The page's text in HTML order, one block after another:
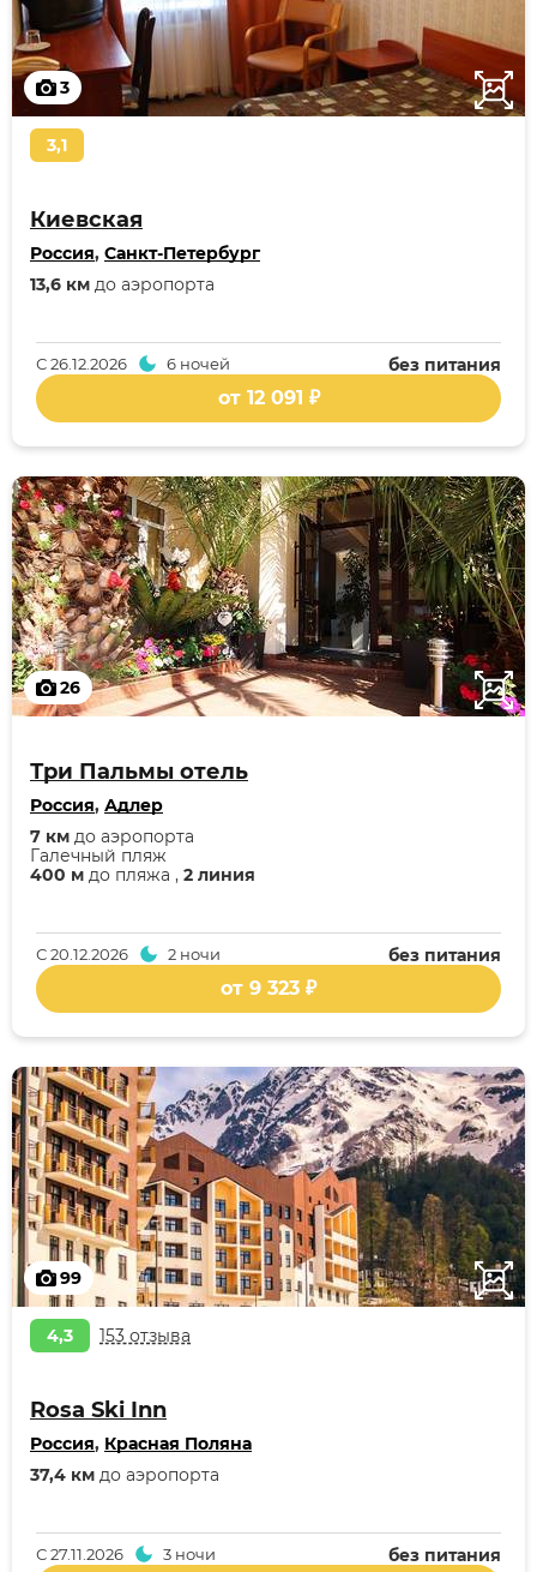
3
3,1
Киевская
Россия, Санкт-Петербург
13,6 км до аэропорта
без питания
С26.12.2026 6 ночей
от 12 091 ₽
26
Три Пальмы отель
Россия, Адлер
400 м до пляжа , 2 линия
Галечный пляж
7 км до аэропорта
без питания
С20.12.2026 2 ночи
от 9 323 ₽
99
4,3 153 отзыва
Rosa Ski Inn
Россия, Красная Поляна
37,4 км до аэропорта
без питания
С27.11.2026 3 ночи